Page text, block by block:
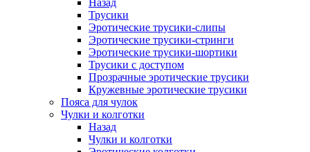
Назад
Трусики
Эротические трусики-слипы
Эротические трусики-стринги
Эротические трусики-шортики
Трусики с доступом
Прозрачные эротические трусики
Кружевные эротические трусики
Пояса для чулок
Чулки и колготки
Назад
Чулки и колготки